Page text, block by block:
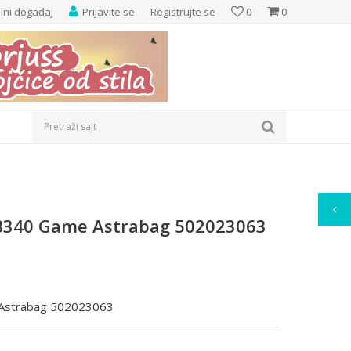
0
0
Prijavite se Registrujte se
događaj
Pretraži sajt
Game Astrabag 502023063
502023063